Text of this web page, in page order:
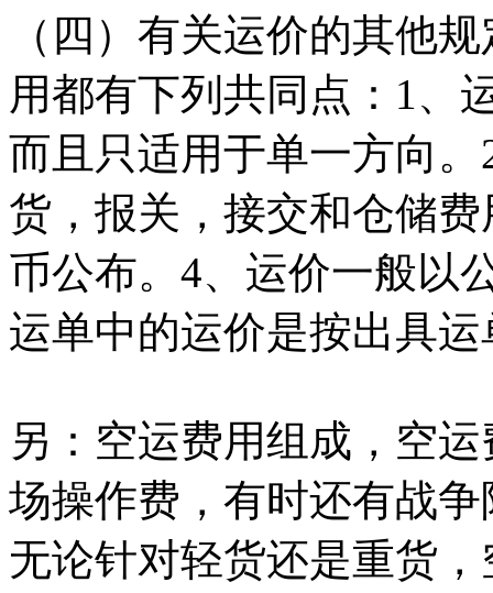
（四）有关运价的其他
用都有下列共同点：1、
而且只适用于单一方向
货，报关，接交和仓储
币公布。4、运价一般以
运单中的运价是按出具
另：空运费用组成，空
场操作费，有时还有战争
无论针对轻货还是重货